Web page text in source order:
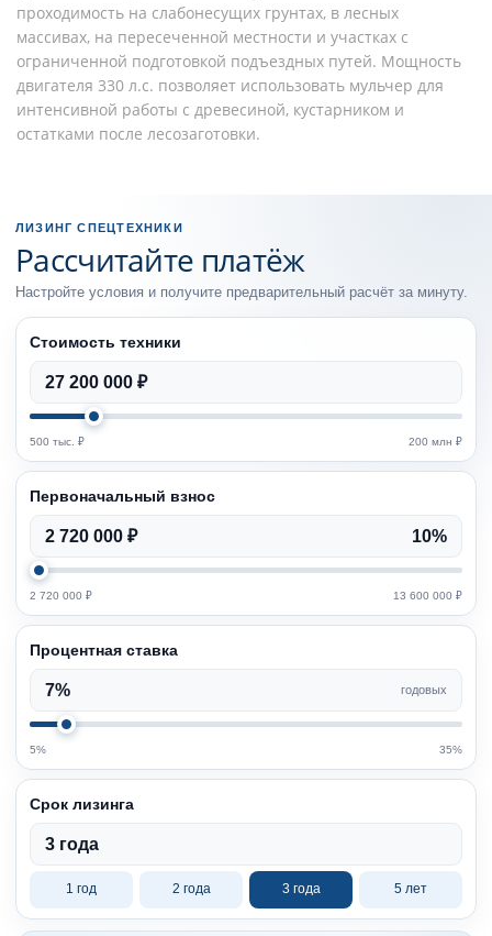
проходимость на слабонесущих грунтах, в лесных
массивах, на пересеченной местности и участках с
ограниченной подготовкой подъездных путей. Мощность
двигателя 330 л.с. позволяет использовать мульчер для
интенсивной работы с древесиной, кустарником и
остатками после лесозаготовки.
ЛИЗИНГ СПЕЦТЕХНИКИ
Рассчитайте платёж
Настройте условия и получите предварительный расчёт за минуту.
Стоимость техники
27 200 000 ₽
500 тыс. ₽ 200 млн ₽
Первоначальный взнос
2 720 000 ₽ 10%
2 720 000 ₽ 13 600 000 ₽
Процентная ставка
7% годовых
5% 35%
Срок лизинга
3 года
1 год 2 года 3 года 5 лет